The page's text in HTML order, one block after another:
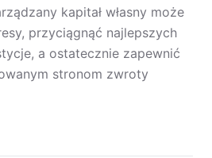
kapitał własny może
przyciągnąć najlepszych
a ostatecznie zapewnić
stronom zwroty